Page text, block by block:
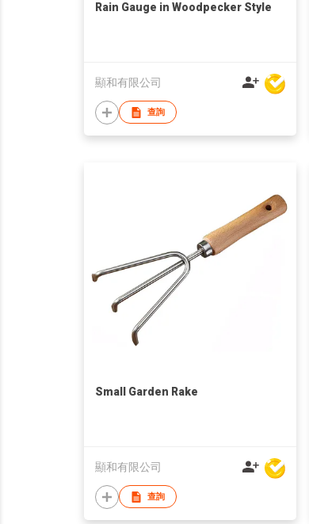
Rain Gauge in Woodpecker Style
顯和有限公司
查詢
Small Garden Rake
顯和有限公司
查詢